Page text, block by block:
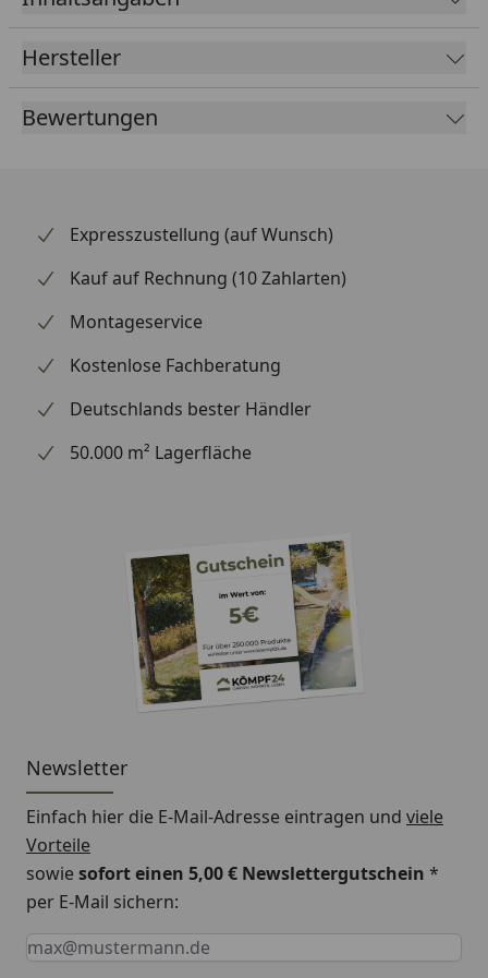
Produktabmessungen: 39 x 39 x 86 cm (B x T x
Hersteller
Bewertungen
Expresszustellung (auf Wunsch)
Kauf auf Rechnung (10 Zahlarten)
Montageservice
Kostenlose Fachberatung
Deutschlands bester Händler
50.000 m² Lagerfläche
Newsletter
Einfach hier die E-Mail-Adresse eintragen und viele
Vorteile
sowiesofort einen 5,00 € Newslettergutschein *
per E-Mail sichern:
Keine Eingabe erforderlich
Eingabe erforderlich
E-Mail *